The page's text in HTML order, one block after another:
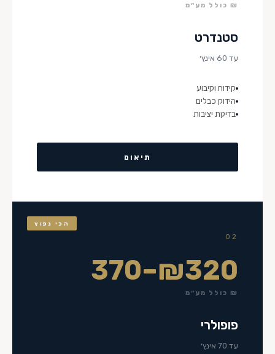
₪ כולל מע״מ
סטנדרט
עד 60 אינץ׳
קידוח וקיבוע
הידוק כבלים
בדיקת יציבות
תיאום
הכי נפוץ
02
₪320–370
₪ כולל מע״מ
פופולרי
עד 70 אינץ׳